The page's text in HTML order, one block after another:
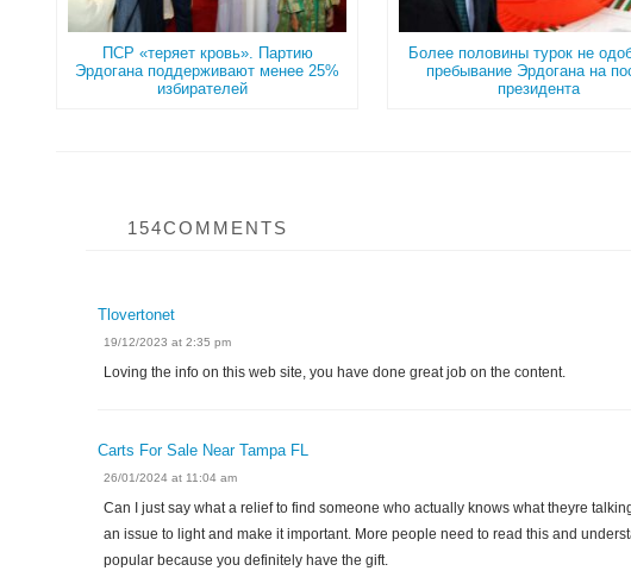
ПСР «теряет кровь». Партию
Эрдогана поддерживают менее 25%
избирателей
Более половины турок не
пребывание Эрдогана на
президента
154COMMENTS
Tlovertonet
19/12/2023 at 2:35 pm
Loving the info on this web site, you have done great job on the content.
Carts For Sale Near Tampa FL
26/01/2024 at 11:04 am
Can I just say what a relief to find someone who actually knows what theyre
an issue to light and make it important. More people need to read this and
popular because you definitely have the gift.